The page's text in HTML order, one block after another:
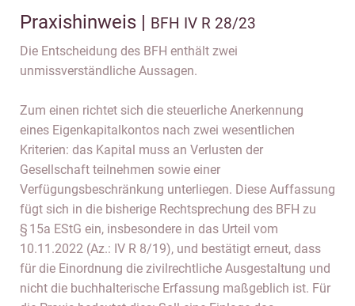
Praxishinweis | BFH IV R 28/23
Die Entscheidung des BFH enthält zwei
unmissverständliche Aussagen.
Zum einen richtet sich die steuerliche Anerkennung
eines Eigenkapitalkontos nach zwei wesentlichen
Kriterien: das Kapital muss an Verlusten der
Gesellschaft teilnehmen sowie einer
Verfügungsbeschränkung unterliegen. Diese Auffassung
fügt sich in die bisherige Rechtsprechung des BFH zu
§ 15a EStG ein, insbesondere in das Urteil vom
10.11.2022 (Az.: IV R 8/19), und bestätigt erneut, dass
für die Einordnung die zivilrechtliche Ausgestaltung und
nicht die buchhalterische Erfassung maßgeblich ist. Für